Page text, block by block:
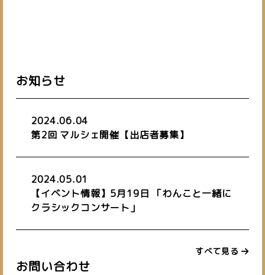
お知らせ
2024.06.04
第2回 マルシェ開催【出店者募集】
2024.05.01
【イベント情報】5月19日 「わんこと一緒に
クラシックコンサート」
すべて見る
お問い合わせ